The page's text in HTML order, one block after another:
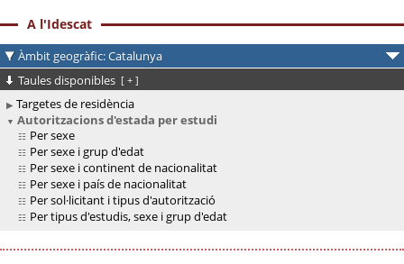
A l'Idescat
Àmbit geogràfic: Catalunya
Taules disponibles [ + ]
Targetes de residència
Autoritzacions d'estada per estudi
Per sexe
Per sexe i grup d'edat
Per sexe i continent de nacionalitat
Per sexe i país de nacionalitat
Per sol·licitant i tipus d'autorització
Per tipus d'estudis, sexe i grup d'edat